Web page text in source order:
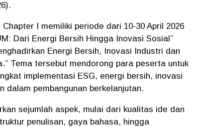
I memiliki periode dari 10-30 April 2026
Dari Energi Bersih Hingga Inovasi Sosial”
Energi Bersih, Inovasi Industri dan
Tema tersebut mendorong para peserta untuk
implementasi ESG, energi bersih, inovasi
dalam pembangunan berkelanjutan.
sejumlah aspek, mulai dari kualitas ide dan
penulisan, gaya bahasa, hingga